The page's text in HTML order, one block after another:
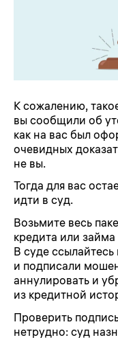
К сожалению,
вы сообщили об
как на вас был
очевидных
не вы.
Тогда для вас
идти в суд.
Возьмите весь
кредита или займа
В суде
и подписали
аннулировать и
из кредитной
Проверить
нетрудно: суд